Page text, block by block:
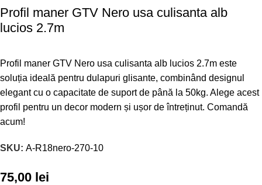
Profil maner GTV Nero usa culisanta alb
lucios 2.7m
Profil maner GTV Nero usa culisanta alb lucios 2.7m este
soluția ideală pentru dulapuri glisante, combinând designul
elegant cu o capacitate de suport de până la 50kg. Alege acest
profil pentru un decor modern și ușor de întreținut. Comandă
acum!
SKU: A-R18nero-270-10
75,00 lei